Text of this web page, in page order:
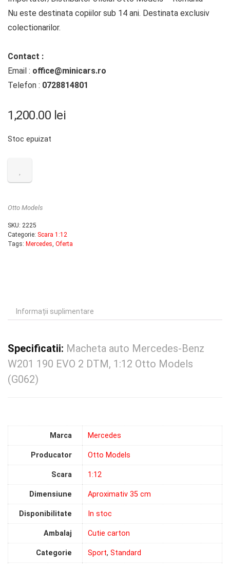
Nu este destinata copiilor sub 14 ani. Destinata exclusiv
colectionarilor.
Contact :
Email : office@minicars.ro
Telefon : 0728814801
1,200.00 lei
Stoc epuizat
Otto Models
SKU: 2225
Categorie: Scara 1:12
Tags: Mercedes, Oferta
Informații suplimentare
Specificatii: Macheta auto Mercedes-Benz
W201 190 EVO 2 DTM, 1:12 Otto Models
(G062)
Marca Mercedes
Producator Otto Models
Scara 1:12
Dimensiune Aproximativ 35 cm
Disponibilitate In stoc
Ambalaj Cutie carton
Categorie Sport, Standard